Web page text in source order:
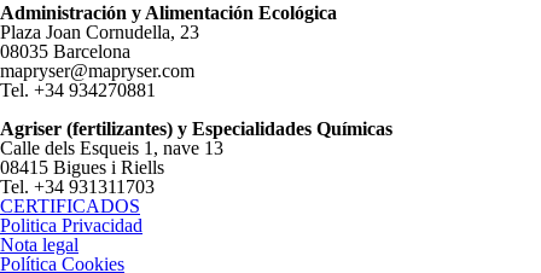
Administración y Alimentación Ecológica
Plaza Joan Cornudella, 23
08035 Barcelona
mapryser@mapryser.com
Tel. +34 934270881
Agriser (fertilizantes) y Especialidades Químicas
Calle dels Esqueis 1, nave 13
08415 Bigues i Riells
Tel. +34 931311703
CERTIFICADOS
Politica Privacidad
Nota legal
Política Cookies